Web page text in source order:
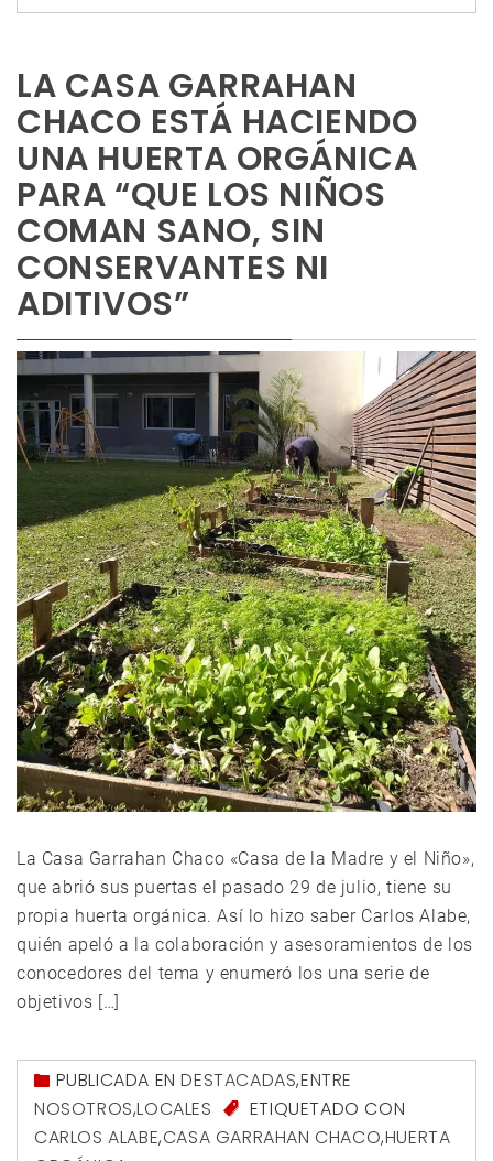
LA CASA GARRAHAN
CHACO ESTÁ HACIENDO
UNA HUERTA ORGÁNICA
PARA “QUE LOS NIÑOS
COMAN SANO, SIN
CONSERVANTES NI
ADITIVOS”
La Casa Garrahan Chaco «Casa de la Madre y el Niño»,
que abrió sus puertas el pasado 29 de julio, tiene su
propia huerta orgánica. Así lo hizo saber Carlos Alabe,
quién apeló a la colaboración y asesoramientos de los
conocedores del tema y enumeró los una serie de
objetivos […]
PUBLICADA ENDESTACADAS,ENTRE
NOSOTROS,LOCALES
ETIQUETADO CON
CARLOS ALABE,CASA GARRAHAN CHACO,HUERTA